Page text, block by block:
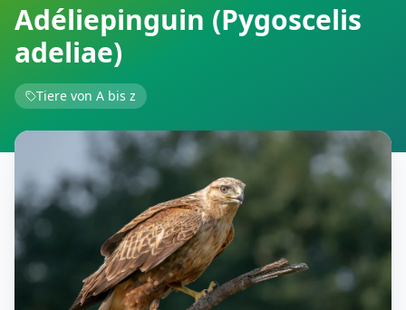
Adéliepinguin (Pygoscelis
adeliae)
Tiere von A bis z